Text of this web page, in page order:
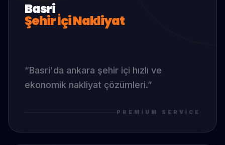
Basri
Şehir İçi Nakliyat
“Basri'da ankara şehir içi hızlı ve
ekonomik nakliyat çözümleri.”
PREMIUM SERVICE